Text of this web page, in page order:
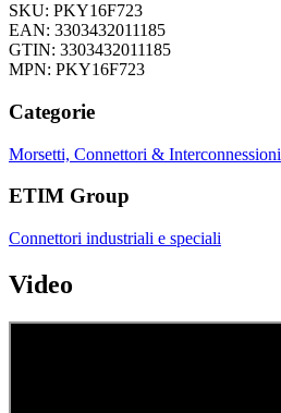
SKU: PKY16F723
EAN: 3303432011185
GTIN: 3303432011185
MPN: PKY16F723
Categorie
Morsetti, Connettori & Interconnessioni
ETIM Group
Connettori industriali e speciali
Video